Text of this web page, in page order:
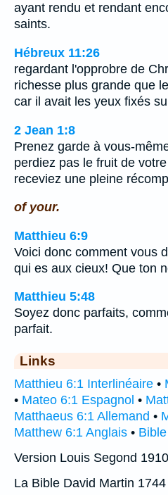
ayant rendu et rendant
saints.
Hébreux 11:26
regardant l'opprobre de
richesse plus grande que
car il avait les yeux fixés
2 Jean 1:8
Prenez garde à vous-
perdiez pas le fruit de
receviez une pleine
of your.
Matthieu 6:9
Voici donc comment vous
qui es aux cieux! Que ton
Matthieu 5:48
Soyez donc parfaits,
parfait.
Links
Matthieu 6:1 Interlinéaire •
• Mateo 6:1 Espagnol •
Matthaeus 6:1 Allemand •
Matthew 6:1 Anglais •
Version Louis Segond 1910
La Bible David Martin 1744